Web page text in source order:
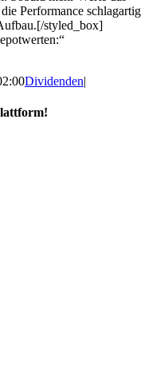
Performance schlagartig
styled_box]
Dividenden|